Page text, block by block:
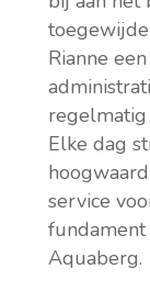
Rianne
regelmatig
Elke dag
service
fundament
Aquaberg.